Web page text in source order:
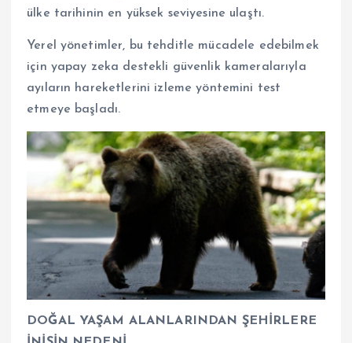
ülke tarihinin en yüksek seviyesine ulaştı.
Yerel yönetimler, bu tehditle mücadele edebilmek
için yapay zeka destekli güvenlik kameralarıyla
ayıların hareketlerini izleme yöntemini test
etmeye başladı.
DOĞAL YAŞAM ALANLARINDAN ŞEHİRLERE